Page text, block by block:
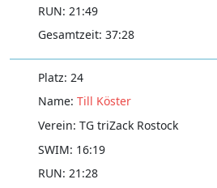
21:49
37:28
24
Till Köster
TG triZack Rostock
16:19
21:28